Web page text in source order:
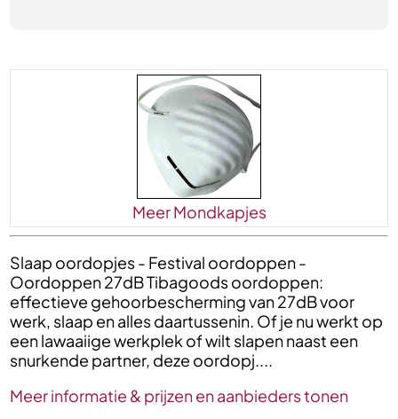
Meer Mondkapjes
Slaap oordopjes - Festival oordoppen -
Oordoppen 27dB Tibagoods oordoppen:
effectieve gehoorbescherming van 27dB voor
werk, slaap en alles daartussenin. Of je nu werkt op
een lawaaiige werkplek of wilt slapen naast een
snurkende partner, deze oordopj....
Meer informatie & prijzen en aanbieders tonen